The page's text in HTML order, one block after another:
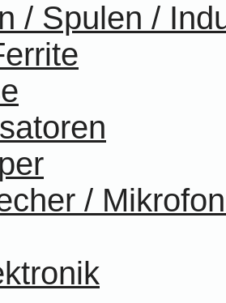
/ Spulen /
/